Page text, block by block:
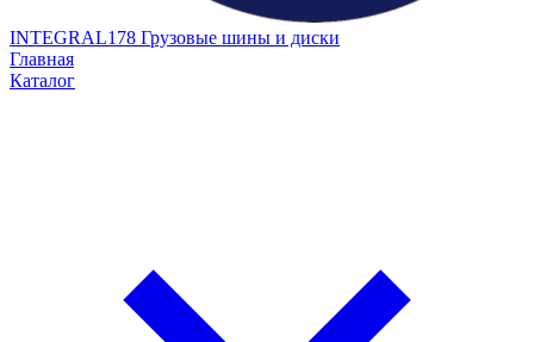
INTEGRAL178 Грузовые шины и диски
Главная
Каталог